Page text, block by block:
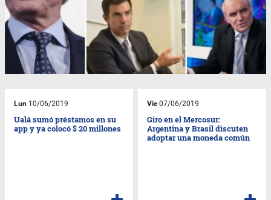
Lun 10/06/2019
Ualá sumó préstamos en su
app y ya colocó $ 20 millones
Vie07/06/2019
Giro en el Mercosur:
Argentina y Brasil discuten
adoptar una moneda común